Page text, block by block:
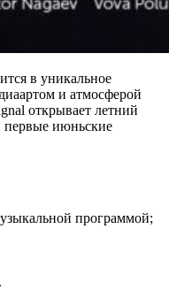
в уникальное
и атмосферой
открывает летний
первые июньские
программой;